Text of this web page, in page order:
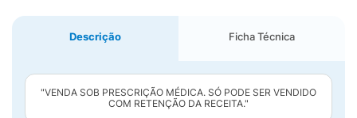
Descrição Ficha Técnica
"VENDA SOB PRESCRIÇÃO MÉDICA. SÓ PODE SER VENDIDO
COM RETENÇÃO DA RECEITA."